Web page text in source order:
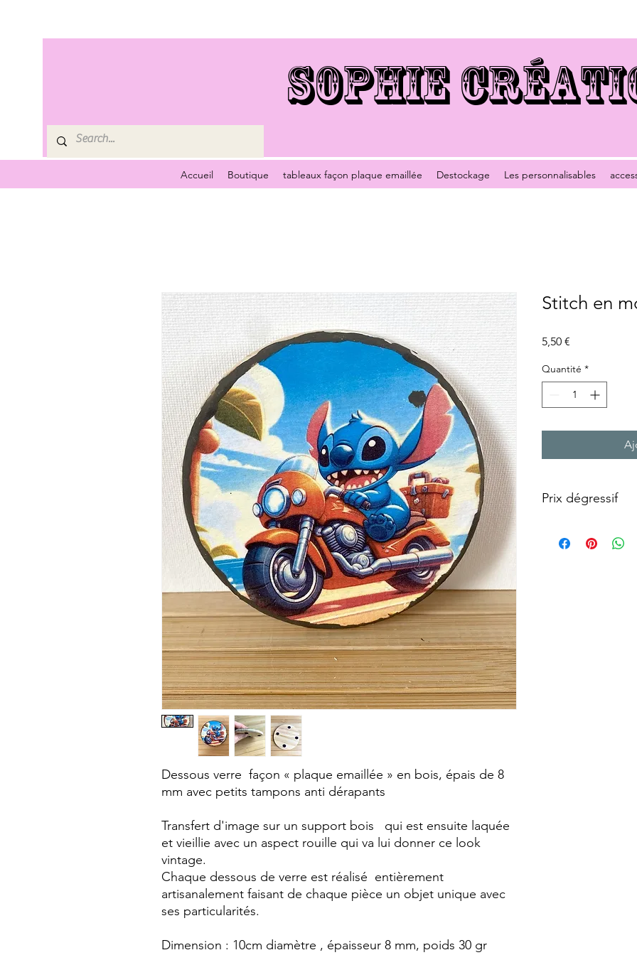
Accueil Boutique tableaux façon plaque emaillée Destockage Les personnalisables
SOPHIE
Dessous verre façon « plaque emaillée » en bois, épais de 8
mm avec petits tampons anti dérapants
Transfert d'image sur un support bois qui est ensuite laquée
et vieillie avec un aspect rouille qui va lui donner ce look
vintage.
Chaque dessous de verre est réalisé entièrement
artisanalement faisant de chaque pièce un objet unique avec
ses particularités.
Dimension : 10cm diamètre , épaisseur 8 mm, poids 30 gr
Stitch en
5,50 €
Quantité *
Prix dégressif
2 dessous verre 10